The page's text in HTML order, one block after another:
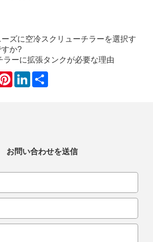
ズに空冷スクリューチラーを選択す
か?
ラーに拡張タンクが必要な理由
PinterestLinkedIn
お問い合わせを送信